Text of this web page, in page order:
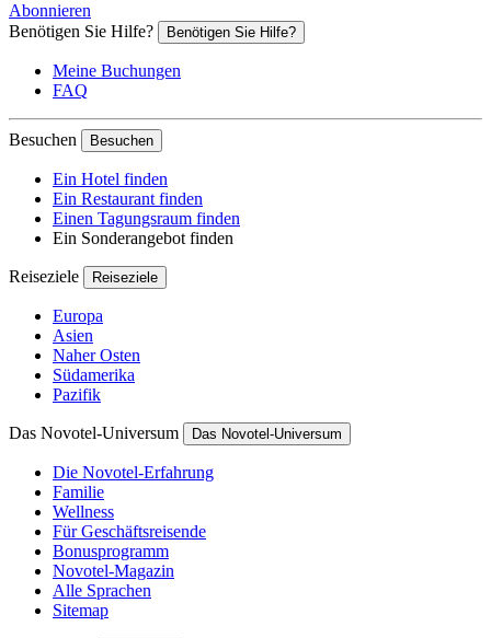
Abonnieren
Benötigen Sie Hilfe?
Benötigen Sie Hilfe?
Meine Buchungen
FAQ
Besuchen Besuchen
Ein Hotel finden
Ein Restaurant finden
Einen Tagungsraum finden
Ein Sonderangebot finden
Reiseziele Reiseziele
Europa
Asien
Naher Osten
Südamerika
Pazifik
Das Novotel-Universum Das Novotel-Universum
Die Novotel-Erfahrung
Familie
Wellness
Für Geschäftsreisende
Bonusprogramm
Novotel-Magazin
Alle Sprachen
Sitemap